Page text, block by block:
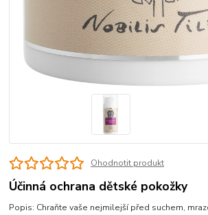
Ohodnotit produkt
Účinná ochrana dětské pokožky
Popis: Chraňte vaše nejmilejší před suchem,